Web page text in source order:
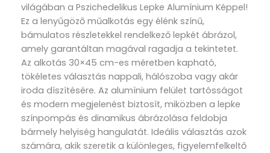
világában a Pszichedelikus Lepke Alumínium Képpel!
Ez a lenyűgöző műalkotás egy élénk színű,
bámulatos részletekkel rendelkező lepkét ábrázol,
amely garantáltan magával ragadja a tekintetet.
Az alkotás 30×45 cm-es méretben kapható,
tökéletes választás nappali, hálószoba vagy akár
iroda díszítésére. Az alumínium felület tartósságot
és modern megjelenést biztosít, miközben a lepke
színpompás és dinamikus ábrázolása feldobja
bármely helyiség hangulatát. Ideális választás azok
számára, akik szeretik a különleges, figyelemfelkeltő